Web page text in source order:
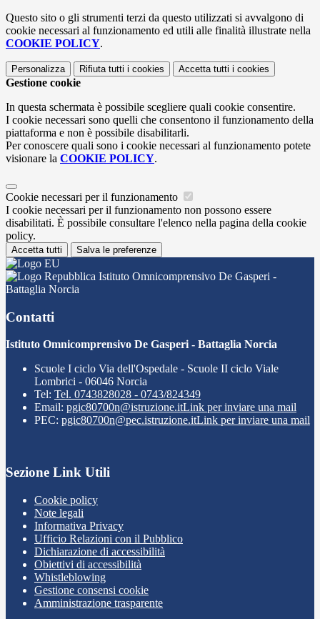
Questo sito o gli strumenti terzi da questo utilizzati si avvalgono di
cookie necessari al funzionamento ed utili alle finalità illustrate nella
COOKIE POLICY.
Personalizza Rifiuta tutti i cookies Accetta tutti i cookies
Gestione cookie
In questa schermata è possibile scegliere quali cookie consentire.
I cookie necessari sono quelli che consentono il funzionamento della
piattaforma e non è possibile disabilitarli.
Per conoscere quali sono i cookie necessari al funzionamento potete
visionare la COOKIE POLICY.
Cookie necessari per il funzionamento
I cookie necessari per il funzionamento non possono essere
disabilitati. È possibile consultare l'elenco nella pagina della cookie
policy.
Accetta tutti Salva le preferenze
Istituto Omnicomprensivo De Gasperi -
Battaglia Norcia
Contatti
Istituto Omnicomprensivo De Gasperi - Battaglia Norcia
Scuole I ciclo Via dell'Ospedale - Scuole II ciclo Viale
Lombrici - 06046 Norcia
Tel: Tel. 0743828028 - 0743/824349
Email: pgic80700n@istruzione.itLink per inviare una mail
PEC: pgic80700n@pec.istruzione.itLink per inviare una mail
Sezione Link Utili
Cookie policy
Note legali
Informativa Privacy
Ufficio Relazioni con il Pubblico
Dichiarazione di accessibilità
Obiettivi di accessibilità
Whistleblowing
Gestione consensi cookie
Amministrazione trasparente